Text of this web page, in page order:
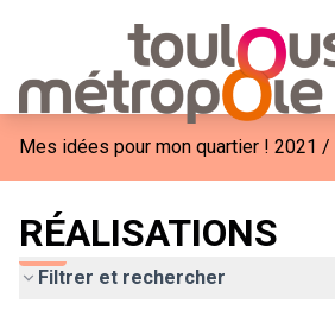
Mes idées pour mon quartier ! 2021 /
RÉALISATIONS
Filtrer et rechercher